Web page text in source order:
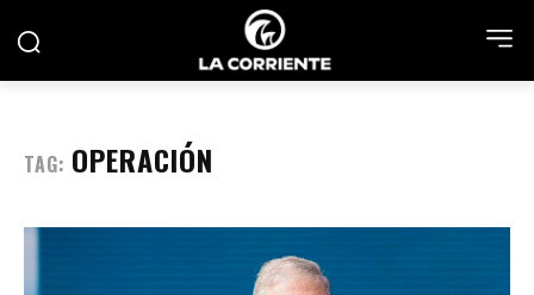
TAG: OPERACIÓN